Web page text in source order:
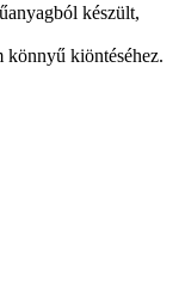
készült,
könnyű kiöntéséhez.